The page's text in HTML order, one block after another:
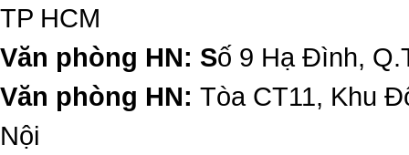
TP HCM
Văn phòng HN: Số 9 Hạ Đình,
Văn phòng HN: Tòa CT11, Khu
Nội